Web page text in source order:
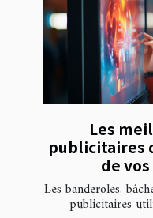
Les
publicitaires
de
Les banderoles,
publicitaires